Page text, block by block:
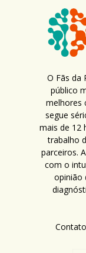
O Fãs da
público
melhores
segue
mais de 12
trabalho
parceiros.
com o
opinião